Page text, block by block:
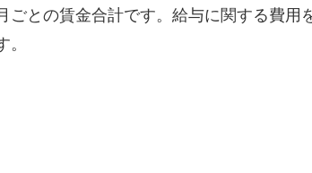
との賃金合計です。給与に関する費